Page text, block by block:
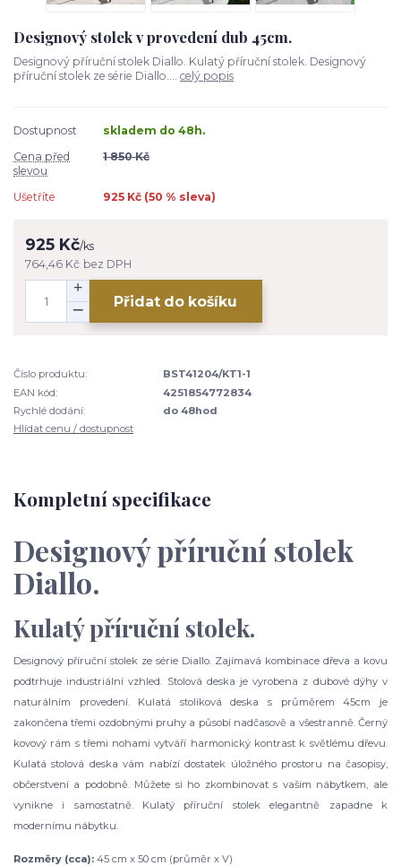
Designový stolek v provedení dub 45cm.
Designový příruční stolek Diallo. Kulatý příruční stolek. Designový
příruční stolek ze série Diallo.... celý popis
Dostupnost
skladem do 48h.
Cena před
slevou
1 850 Kč
Ušetříte 925 Kč (50 % sleva)
925 Kč/ks
764,46 Kč bez DPH
Přidat do košíku
Číslo produktu:
BST41204/KT1-1
EAN kód:
4251854772834
Rychlé dodání:
do 48hod
Hlídat cenu / dostupnost
Kompletní specifikace
Designový příruční stolek
Diallo.
Kulatý příruční stolek.
Designový příruční stolek ze série Diallo. Zajímavá kombinace dřeva a kovu
podtrhuje industriální vzhled. Stolová deska je vyrobena z dubové dýhy v
naturálním provedení. Kulatá stolíková deska s průměrem 45cm je
zakončena třemi ozdobnými pruhy a působí nadčasově a všestranně. Černý
kovový rám s třemi nohami vytváří harmonický kontrast k světlému dřevu.
Kulatá stolová deska vám nabízí dostatek úložného prostoru na časopisy,
občerstvení a podobně. Můžete si ho zkombinovat s vaším nábytkem, ale
vynikne i samostatně. Kulatý příruční stolek elegantně zapadne k
modernímu nábytku.
Rozměry (cca): 45 cm x 50 cm (průměr x V)